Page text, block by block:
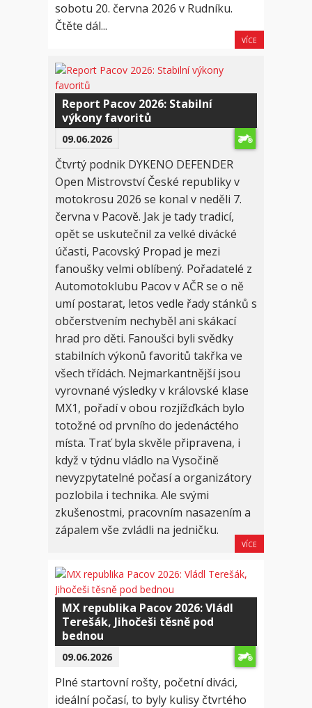
sobotu 20. června 2026 v Rudníku.
Čtěte dál...
VÍCE
Report Pacov 2026: Stabilní
výkony favoritů
09.06.2026
Čtvrtý podnik DYKENO DEFENDER
Open Mistrovství České republiky v
motokrosu 2026 se konal v neděli 7.
června v Pacově. Jak je tady tradicí,
opět se uskutečnil za velké divácké
účasti, Pacovský Propad je mezi
fanoušky velmi oblíbený. Pořadatelé z
Automotoklubu Pacov v AČR se o ně
umí postarat, letos vedle řady stánků s
občerstvením nechyběl ani skákací
hrad pro děti. Fanoušci byli svědky
stabilních výkonů favoritů takřka ve
všech třídách. Nejmarkantnější jsou
vyrovnané výsledky v královské klase
MX1, pořadí v obou rozjížďkách bylo
totožné od prvního do jedenáctého
místa. Trať byla skvěle připravena, i
když v týdnu vládlo na Vysočině
nevyzpytatelné počasí a organizátory
pozlobila i technika. Ale svými
zkušenostmi, pracovním nasazením a
zápalem vše zvládli na jedničku.
VÍCE
MX republika Pacov 2026: Vládl
Terešák, Jihočeši těsně pod
bednou
09.06.2026
Plné startovní rošty, početní diváci,
ideální počasí, to byly kulisy čtvrtého